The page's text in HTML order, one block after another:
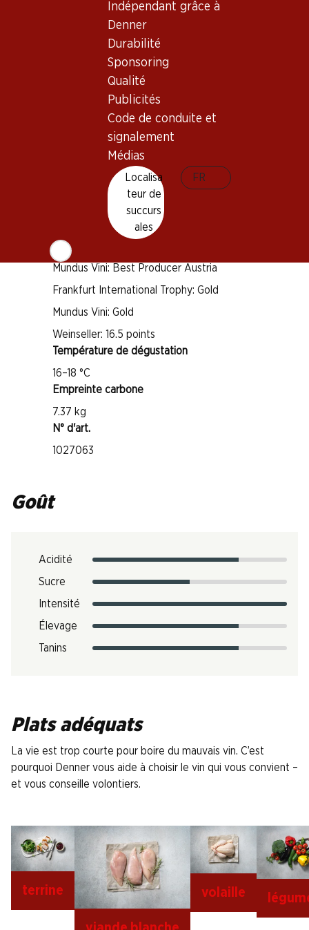
Indépendant grâce à
Denner
Durabilité
Sponsoring
Qualité
Publicités
Code de conduite et
signalement
Médias
Localisa
teur de
succurs
ales
FR
Bon à savoir
Berliner Wein Trophy: Bester Produzent Österreich
Frankfurt International Trophy: Best Producer
Austria
Mundus Vini: Best Producer Austria
Frankfurt International Trophy: Gold
Mundus Vini: Gold
Weinseller: 16.5 points
Température de dégustation
16–18 °C
Empreinte carbone
7.37 kg
N° d'art.
1027063
Goût
Acidité
Sucre
Intensité
Élevage
Tanins
Plats adéquats
La vie est trop courte pour boire du mauvais vin. C’est
pourquoi Denner vous aide à choisir le vin qui vous convient –
et vous conseille volontiers.
terrine volaille